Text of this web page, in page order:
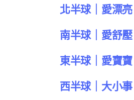
北半球｜愛漂亮
南半球｜愛舒壓
東半球｜愛寶寶
西半球｜大小事